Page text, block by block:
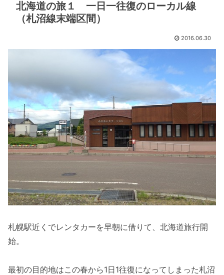
北海道の旅１ 一日一往復のローカル線
（札沼線末端区間）
2016.06.30
札幌駅近くでレンタカーを早朝に借りて、北海道旅行開
始。
最初の目的地はこの春から1日1往復になってしまった札沼